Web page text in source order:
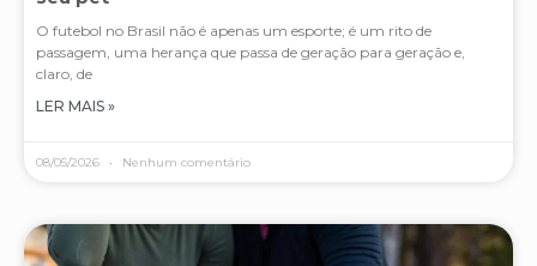
O futebol no Brasil não é apenas um esporte; é um rito de
passagem, uma herança que passa de geração para geração e,
claro, de
LER MAIS »
08/05/2026 Nenhum comentário